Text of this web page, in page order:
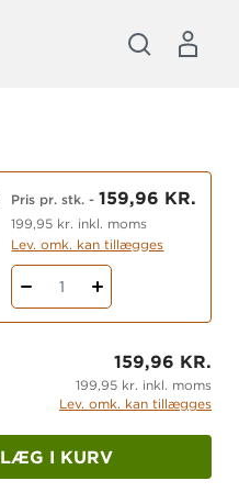
Pris pr. stk. -159,96 KR.
199,95 kr. inkl. moms
Lev. omk. kan tillægges
1
159,96 KR.
199,95 kr. inkl. moms
Lev. omk. kan tillægges
LÆG I KURV